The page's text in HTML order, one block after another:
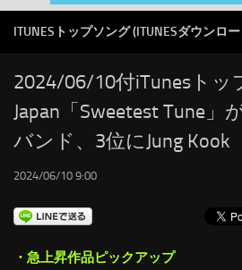
RSS
LINKS
ITUNESトップソング (ITUNESダウンロ
2024/06/10付iTunesトッ
Japan「Sweetest Tune」
バンド、3位にJung Kook
2024/06/10 9:00
・急上昇作品ピックアップ